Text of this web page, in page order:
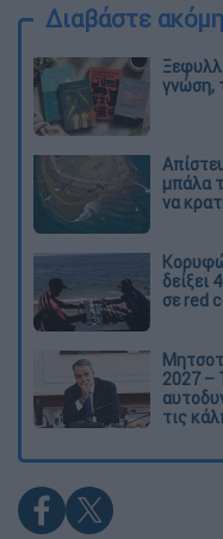
Διαβάστε ακόμη
γνώση,
μπάλα
να
δείξει
σε red
2027 –
τις